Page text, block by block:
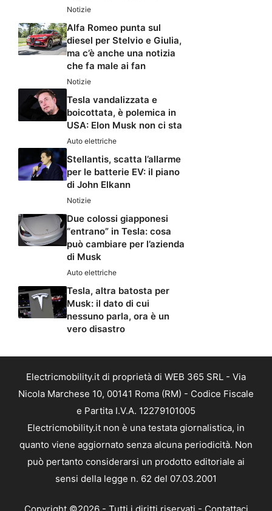
Notizie
Alfa Romeo punta sul
diesel per Stelvio e Giulia,
ma c’è anche una notizia
che fa male ai fan
Notizie
Tesla vandalizzata e
boicottata, è polemica in
USA: Elon Musk non ci sta
Auto elettriche
Stellantis, scatta l’allarme
per le batterie EV: il piano
di John Elkann
Notizie
Due colossi giapponesi
“entrano” in Tesla: cosa
può cambiare per l’azienda
di Musk
Auto elettriche
Tesla, altra batosta per
Musk: il dato di cui
nessuno parla, ora è un
vero disastro
Electricmobility.it di proprietà di WEB 365 SRL - Via
Nicola Marchese 10, 00141 Roma (RM) - Codice Fiscale
e Partita I.V.A. 12279101005
Electricmobility.it non è una testata giornalistica, in
quanto viene aggiornato senza alcuna periodicità. Non
può pertanto considerarsi un prodotto editoriale ai
sensi della legge n. 62 del 07.03.2001